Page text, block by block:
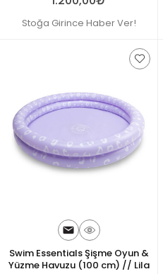
Stoğa Girince Haber Ver!
Swim Essentials Şişme Oyun &
Yüzme Havuzu (100 cm) // Lila